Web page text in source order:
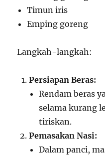
Timun iris
Emping goreng
Langkah-langkah:
Persiapan Beras:
Rendam beras
selama kurang
tiriskan.
Pemasakan Nasi:
Dalam panci,